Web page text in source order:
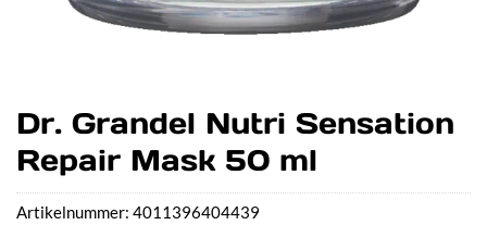
Dr. Grandel Nutri Sensation
Repair Mask 50 ml
Artikelnummer: 4011396404439